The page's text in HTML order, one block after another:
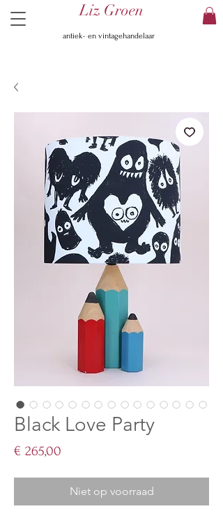
Liz Groen
antiek- en vintagehandelaar
Black Love Party
€ 265,00
Niet op voorraad